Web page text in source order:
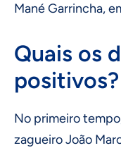
Mané Garrincha,
Quais os
positivos?
No primeiro
zagueiro João